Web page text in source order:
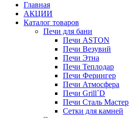
Главная
АКЦИИ
Каталог товаров
Печи для бани
Печи ASTON
Печи Везувий
Печи Этна
Печи Теплодар
Печи Ферингер
Печи Атмосфера
Печи Grill`D
Печи Сталь Мастер
Сетки для камней